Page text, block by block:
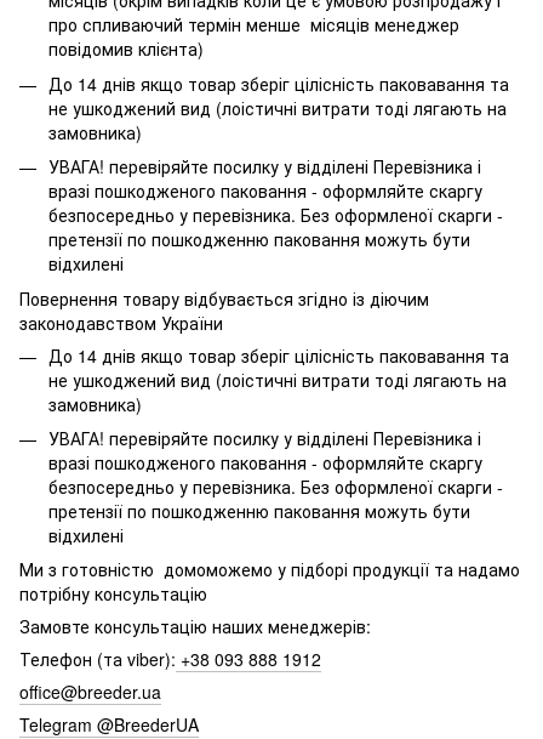
про спливаючий термін менше місяців менеджер
повідомив клієнта)
До 14 днів якщо товар зберіг цілісність паковавання та
не ушкоджений вид (лоістичні витрати тоді лягають на
замовника)
УВАГА! перевіряйте посилку у відділені Перевізника і
вразі пошкодженого паковання - оформляйте скаргу
безпосередньо у перевізника. Без оформленої скарги -
претензії по пошкодженню паковання можуть бути
відхилені
Повернення товару відбувається згідно із діючим
законодавством України
До 14 днів якщо товар зберіг цілісність паковавання та
не ушкоджений вид (лоістичні витрати тоді лягають на
замовника)
УВАГА! перевіряйте посилку у відділені Перевізника і
вразі пошкодженого паковання - оформляйте скаргу
безпосередньо у перевізника. Без оформленої скарги -
претензії по пошкодженню паковання можуть бути
відхилені
Ми з готовністю домоможемо у підборі продукції та надамо
потрібну консультацію
Замовте консультацію наших менеджерів:
Телефон (та viber): +38 093 888 1912
office@breeder.ua
Telegram @BreederUA